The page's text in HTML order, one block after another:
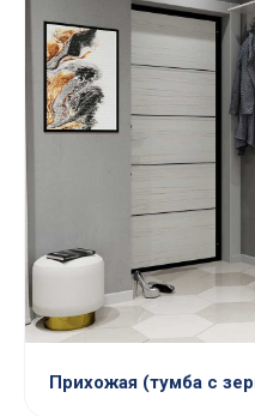
Прихожая (тумба с